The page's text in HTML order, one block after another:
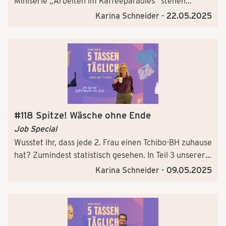
köstliche Leckereien und natürlich Kaffee en masse
Shopkonzepte, führt euch ein in die Welt der süßen
Snackentwicklung und Interior-Tipps.
Karina Schneider - 22.05.2025
#118 Spitze! Wäsche ohne Ende
Job Special
Wusstet ihr, dass jede 2. Frau einen Tchibo-BH zuhause
hat? Zumindest statistisch gesehen. In Teil 3 unserer
Miniserie "Arbeiten im Kaffeeparadies" steht uns
Produktmanagerin für Damen Lingerie und
Nightwear. Mit ihr tauchen wir tief ein in die Welt der
Karina Schneider - 09.05.2025